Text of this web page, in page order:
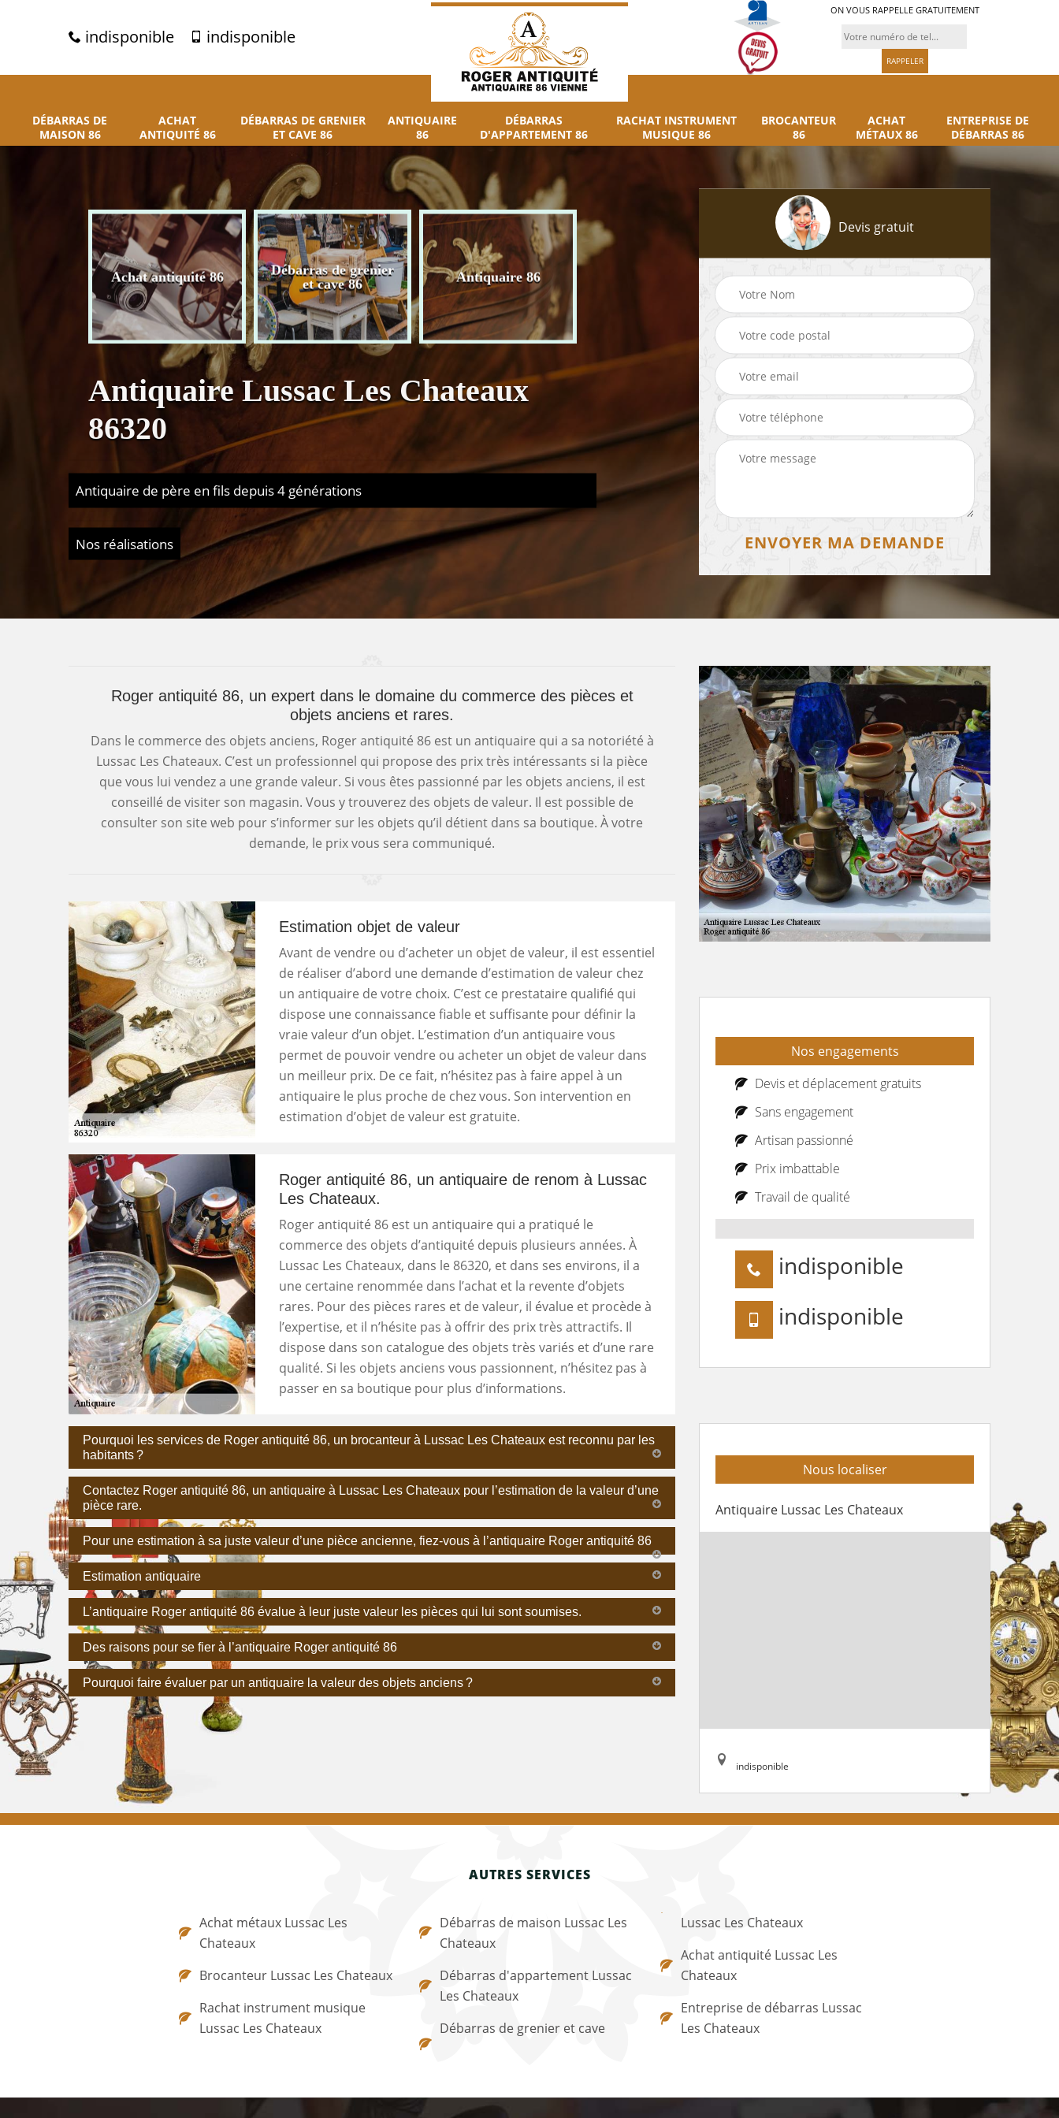
indisponible indisponible
ON VOUS RAPPELLE GRATUITEMENT
DÉBARRAS DE
MAISON 86
ACHAT
ANTIQUITÉ 86
DÉBARRAS DE GRENIER
ET CAVE 86
ANTIQUAIRE
86
DÉBARRAS
D'APPARTEMENT 86
RACHAT INSTRUMENT
MUSIQUE 86
BROCANTEUR
86
ACHAT
MÉTAUX 86
ENTREPRISE DE
DÉBARRAS 86
Achat antiquité 86
Débarras de grenier
et cave 86
Antiquaire 86
d'appartement 86
Brocanteur 86
Antiquaire Lussac Les Chateaux
86320
Antiquaire de père en fils depuis 4 générations
Nos réalisations
Devis gratuit
Roger antiquité 86, un expert dans le domaine du commerce des pièces et
objets anciens et rares.
Dans le commerce des objets anciens, Roger antiquité 86 est un antiquaire qui a sa notoriété à
Lussac Les Chateaux. C’est un professionnel qui propose des prix très intéressants si la pièce
que vous lui vendez a une grande valeur. Si vous êtes passionné par les objets anciens, il est
conseillé de visiter son magasin. Vous y trouverez des objets de valeur. Il est possible de
consulter son site web pour s’informer sur les objets qu’il détient dans sa boutique. À votre
demande, le prix vous sera communiqué.
Estimation objet de valeur
Avant de vendre ou d’acheter un objet de valeur, il est essentiel
de réaliser d’abord une demande d’estimation de valeur chez
un antiquaire de votre choix. C’est ce prestataire qualifié qui
dispose une connaissance fiable et suffisante pour définir la
vraie valeur d’un objet. L’estimation d’un antiquaire vous
permet de pouvoir vendre ou acheter un objet de valeur dans
un meilleur prix. De ce fait, n’hésitez pas à faire appel à un
antiquaire le plus proche de chez vous. Son intervention en
estimation d’objet de valeur est gratuite.
Roger antiquité 86, un antiquaire de renom à Lussac
Les Chateaux.
Roger antiquité 86 est un antiquaire qui a pratiqué le
commerce des objets d’antiquité depuis plusieurs années. À
Lussac Les Chateaux, dans le 86320, et dans ses environs, il a
une certaine renommée dans l’achat et la revente d’objets
rares. Pour des pièces rares et de valeur, il évalue et procède à
l’expertise, et il n’hésite pas à offrir des prix très attractifs. Il
dispose dans son catalogue des objets très variés et d’une rare
qualité. Si les objets anciens vous passionnent, n’hésitez pas à
passer en sa boutique pour plus d’informations.
Pourquoi les services de Roger antiquité 86, un brocanteur à Lussac Les Chateaux est reconnu par les
habitants ?
Contactez Roger antiquité 86, un antiquaire à Lussac Les Chateaux pour l’estimation de la valeur d’une
pièce rare.
Pour une estimation à sa juste valeur d’une pièce ancienne, fiez-vous à l’antiquaire Roger antiquité 86
Estimation antiquaire
L’antiquaire Roger antiquité 86 évalue à leur juste valeur les pièces qui lui sont soumises.
Des raisons pour se fier à l’antiquaire Roger antiquité 86
Pourquoi faire évaluer par un antiquaire la valeur des objets anciens ?
Nos engagements
Devis et déplacement gratuits
Sans engagement
Artisan passionné
Prix imbattable
Travail de qualité
indisponible
indisponible
Nous localiser
Antiquaire Lussac Les Chateaux
indisponible
AUTRES SERVICES
Achat métaux Lussac Les
Chateaux
Brocanteur Lussac Les Chateaux
Rachat instrument musique
Lussac Les Chateaux
Débarras de maison Lussac Les
Chateaux
Débarras d'appartement Lussac
Les Chateaux
Débarras de grenier et cave
Lussac Les Chateaux
Achat antiquité Lussac Les
Chateaux
Entreprise de débarras Lussac
Les Chateaux